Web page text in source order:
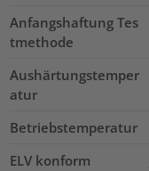
Anfangshaftung Tes
tmethode
Aushärtungstemper
atur
Betriebstemperatur
ELV konform